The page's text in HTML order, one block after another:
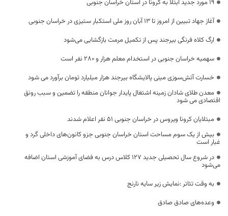
۱۹ مورد جدید ابتلا به کرونا در استان خراسان جنوبی
آغاز جهاد تبیین از امروز تا ۱۳ آبان روز ملی استکبار ستیزی در خراسان جنوبی
ارگ کلاه فرنگی بیرجند پس از تکمیل مرمت بازگشایی می‌شود
سهمیه خراسان جنوبی در استخدام معلم هزار و ۲۸۰ نفر است
خسارت آتش‌سوزی مینی پالایشگاه بیرجند هزار میلیارد تومان برآورد می شود
معدن طلای شادان زمینه اشتغال پایدار جوانان منطقه را تضمین و سبب رونق
اقتصادی می شود
مبتلایان کرونا ویروس در خراسان جنوبی ۵۱ نفر اعلام شدند
بیش از یک سوم مساحت استان خراسان جنوبی جزو کانون‌های داخلی گرد و
غبار است
در شروع سال تحصیلی جدید ۱۲۷ کلاس درس به فضای آموزشی استان اضافه
می‌شود
به وقت تئاتر :نمایش زیر سایه نارنج
وعده‌های صادق صادق